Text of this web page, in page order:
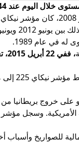
انفجرت الفقاعة في عام 1990 وانخفضت قيمة مؤشر
يونيو على خروج
مستوى 20000 ين بسبب إطلاق كوريا